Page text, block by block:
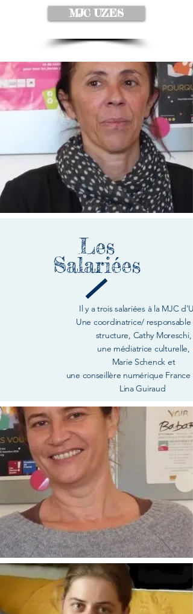
MJC UZES
Les
Salariées
Il y a trois salariées à la MJC
Une coordinatrice/ responsable
structure, Cathy Moreschi,
une médiatrice culturelle,
Marie Schenck et
une conseillère numérique France
Lina Guiraud